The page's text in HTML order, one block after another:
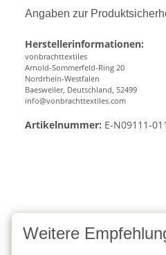
Angaben zur
Herstellerinformationen:
vonbrachttextiles
Arnold-Sommerfeld-Ring 20
Nordrhein-Westfalen
Baesweiler, Deutschland, 52499
info@vonbrachttextiles.com
Artikelnummer: E-N09111-011
Weitere